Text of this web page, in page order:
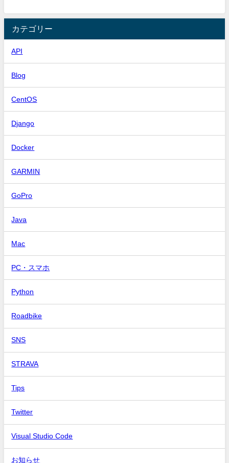
カテゴリー
API
Blog
CentOS
Django
Docker
GARMIN
GoPro
Java
Mac
PC・スマホ
Python
Roadbike
SNS
STRAVA
Tips
Twitter
Visual Studio Code
お知らせ